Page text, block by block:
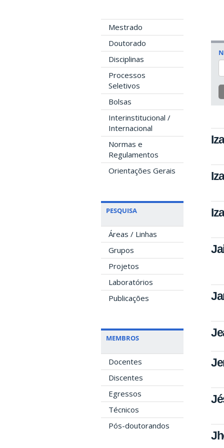
Mestrado
Doutorado
Disciplinas
Processos
Seletivos
Bolsas
Interinstitucional /
Internacional
Normas e
Regulamentos
Orientações Gerais
PESQUISA
Áreas / Linhas
Grupos
Projetos
Laboratórios
Publicações
MEMBROS
Docentes
Discentes
Egressos
Técnicos
Pós-doutorandos